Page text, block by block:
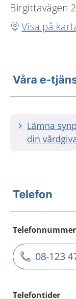
Birgittavägen
Visa på
Våra e-
Lämna
din
Telefon
Telefonnummer
08-123
Telefontider